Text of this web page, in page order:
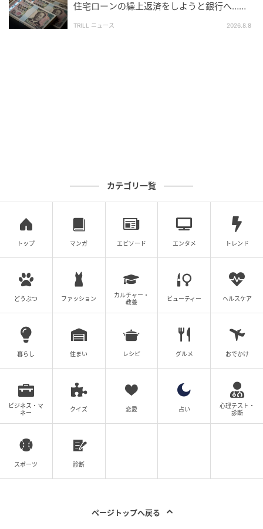
LINEミニアプリはLINEアプリ内でそのまま動作する軽
量なサービスで、ダウンロード不要でユーザーが利用
Technology Partner LINEミニアプリ部門への認定は、
北海道デジタル・アンド・コンサルティングがLINEミ
ニアプリ開発における技術支援能力を公式に認められ
た証明です。
取り入れたい場合、同社は認定パートナーとして選択
肢に挙がります。
北海道デジタル・アンド・コンサルティング「LINEヤ
フー Partner Program」の紹介でした。
よくある質問
Q. 「LINEヤフー Partner Program」には何種
住宅ローンの繰上返済をしようと銀行へ…し
TRILL ニュース 2026.8.8
カテゴリ一覧
トップ マンガ エピソード エンタメ トレンド
どうぶつ ファッション
カルチャー・
教養
ビューティー ヘルスケア
暮らし 住まい レシピ グルメ おでかけ
ビジネス・マ
ネー
クイズ 恋愛 占い
心理テスト・
診断
スポーツ 診断
ページトップへ戻る